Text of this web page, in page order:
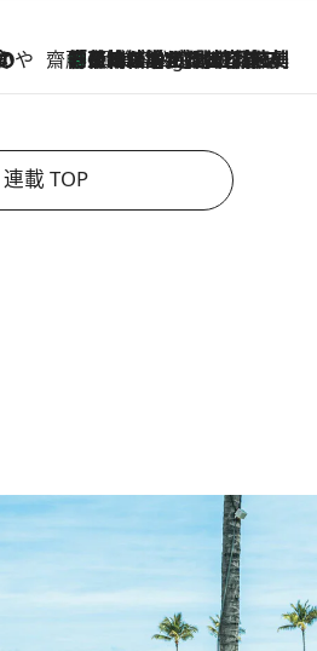
齋藤 薫 美容脳ルネサンス
1 Hour Ago
「荷物が増えるほど旅ストレスは増す」美容ジャーナリストがたどり着いた最終結論。“化粧品を劇的に減らす”感動の凝縮美容とは
連載 TOP